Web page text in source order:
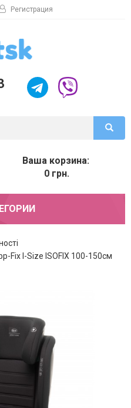
Регистрация
Ваша корзина:
0 грн.
Fix I-Size ISOFIX 100-150см